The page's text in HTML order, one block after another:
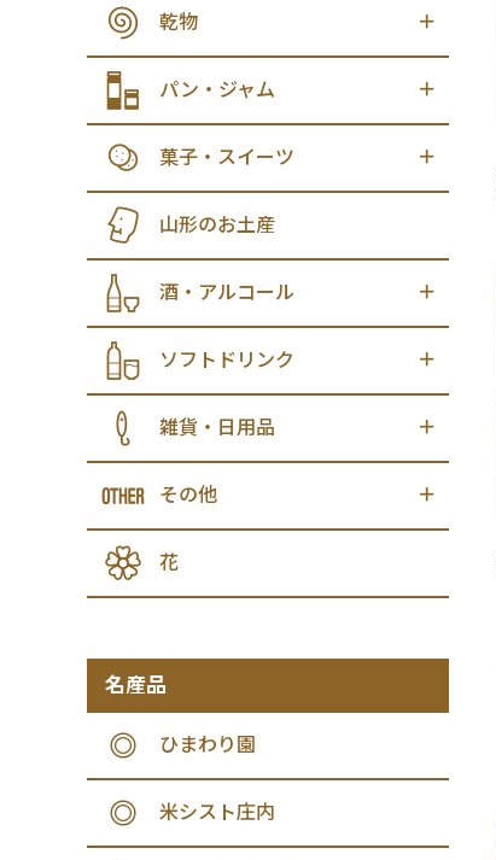
乾物
パン・ジャム
菓子・スイーツ
山形のお土産
酒・アルコール
ソフトドリンク
雑貨・日用品
その他
花
名産品
ひまわり園
米シスト庄内